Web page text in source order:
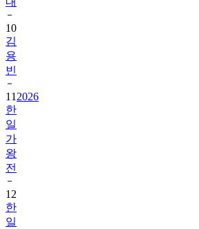
10
김
용
빈
11 2026
한
일
가
왕
전
12
한
일